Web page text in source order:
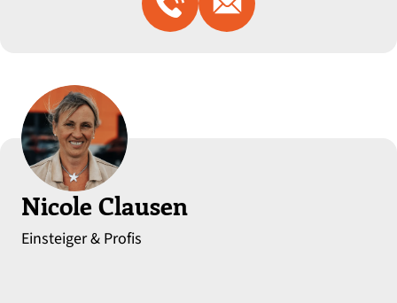
Nicole Clausen
Einsteiger & Profis